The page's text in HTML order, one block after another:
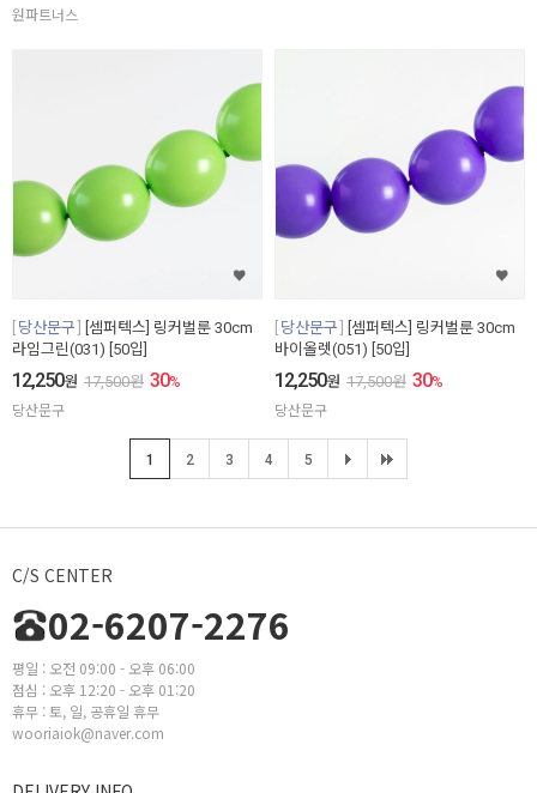
원파트너스
당산문구
[셈퍼텍스] 링커벌룬 30cm
라임그린(031) [50입]
12,250원 17,500원 30%
당산문구
당산문구
[셈퍼텍스] 링커벌룬 30cm
바이올렛(051) [50입]
12,250원 17,500원 30%
당산문구
1 2 3 4 5
C/S CENTER
02-6207-2276
평일 : 오전 09:00 - 오후 06:00
점심 : 오후 12:20 - 오후 01:20
휴무 : 토, 일, 공휴일 휴무
wooriaiok@naver.com